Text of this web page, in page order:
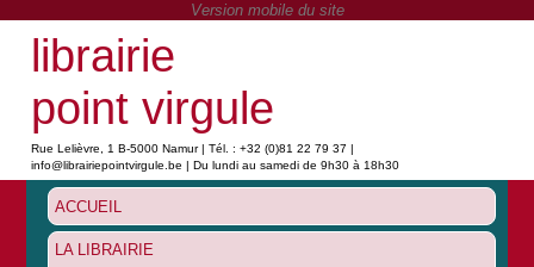
librairie
point virgule
Rue Lelièvre, 1 B-5000 Namur | Tél. : +32 (0)81 22 79 37 |
info@librairiepointvirgule.be | Du lundi au samedi de 9h30 à 18h30
ACCUEIL
LA LIBRAIRIE